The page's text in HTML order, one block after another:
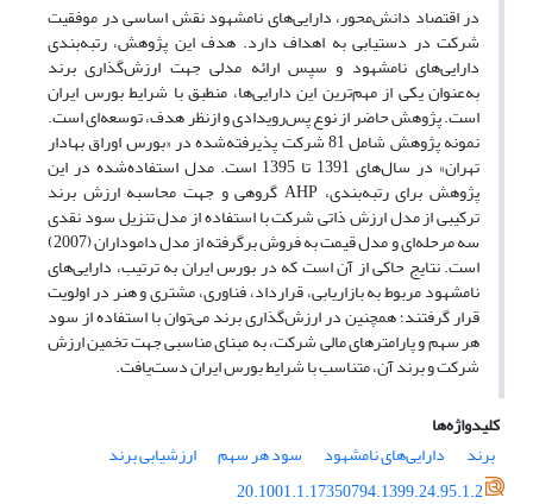
در اقتصاد دانش‌محور، دارایی‌های نامشهود نقش اساسی در موفقیت
شرکت در دستیابی به اهداف دارد. هدف این پژوهش، رتبه‌بندی
دارایی‌های نامشهود و سپس ارائه مدلی جهت ارزش‌گذاری برند
به‌عنوان یکی از مهم‌ترین این دارایی‌ها، منطبق با شرایط بورس ایران
است. پژوهش حاضر از نوع پس‌رویدادی و ازنظر هدف، توسعه‌ای است.
نمونه پژوهش شامل 81 شرکت پذیرفته‌شده در «بورس اوراق بهادار
تهران» در سال‌های 1391 تا 1395 است. مدل استفاده‌شده در این
پژوهش برای رتبه‌بندی، AHP گروهی و جهت محاسبه ارزش برند
ترکیبی از مدل ارزش ذاتی شرکت با استفاده از مدل تنزیل سود نقدی
سه مرحله‌ای و مدل قیمت به فروش برگرفته از مدل داموداران (2007)
است. نتایج حاکی از آن است که در بورس ایران به ترتیب، دارایی‌های
نامشهود مربوط به بازاریابی، قرارداد، فناوری، مشتری و هنر در اولویت
قرار گرفتند؛ همچنین در ارزش‌گذاری برند می‌توان با استفاده از سود
هر سهم و پارامترهای مالی شرکت، به مبنای مناسبی جهت تخمین ارزش‌
شرکت و برند آن، متناسب با شرایط بورس ایران دست‌یافت.
کلیدواژه‌ها
برند
دارایی‌های نامشهود سود هر سهم
ارزشیابی برند
20.1001.1.17350794.1399.24.95.1.2